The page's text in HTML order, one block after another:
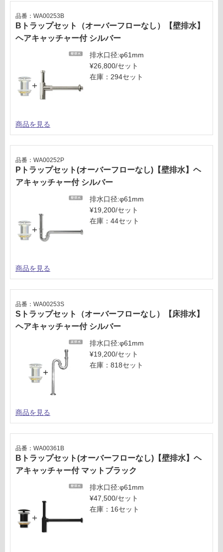
Bトラップセット（オーバーフローなし）【壁排水】
ヘアキャッチャー付 シルバー
品番：WA00253B
排水口径:φ61mm
¥26,800/セット
在庫：294セット
商品を見る
Pトラップセット(オーバーフローなし)【壁排水】ヘ
アキャッチャー付 シルバー
品番：WA00252P
排水口径:φ61mm
¥19,200/セット
在庫：44セット
商品を見る
Sトラップセット（オーバーフローなし）【床排水】
ヘアキャッチャー付 シルバー
品番：WA00253S
排水口径:φ61mm
¥19,200/セット
在庫：818セット
商品を見る
Bトラップセット(オーバーフローなし)【壁排水】ヘ
アキャッチャー付 マットブラック
品番：WA00361B
排水口径:φ61mm
¥47,500/セット
在庫：16セット